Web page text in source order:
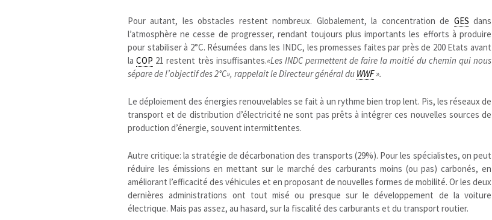
Pour autant, les obstacles restent nombreux. Globalement, la concentration de GES dans
l’atmosphère ne cesse de progresser, rendant toujours plus importants les efforts à produire
pour stabiliser à 2°C. Résumées dans les INDC, les promesses faites par près de 200 Etats avant
laCOP 21 restent très insuffisantes.«Les INDC permettent de faire la moitié du chemin qui nous
sépare de l’objectif des 2°C», rappelait le Directeur général du WWF».
Le déploiement des énergies renouvelables se fait à un rythme bien trop lent. Pis, les réseaux de
transport et de distribution d’électricité ne sont pas prêts à intégrer ces nouvelles sources de
production d’énergie, souvent intermittentes.
Autre critique: la stratégie de décarbonation des transports (29%). Pour les spécialistes, on peut
réduire les émissions en mettant sur le marché des carburants moins (ou pas) carbonés, en
améliorant l’efficacité des véhicules et en proposant de nouvelles formes de mobilité. Or les deux
dernières administrations ont tout misé ou presque sur le développement de la voiture
électrique. Mais pas assez, au hasard, sur la fiscalité des carburants et du transport routier.